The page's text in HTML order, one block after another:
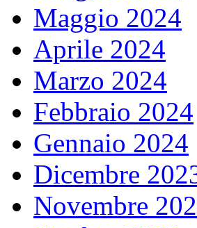
Maggio 2024
Aprile 2024
Marzo 2024
Febbraio 2024
Gennaio 2024
Dicembre
Novembre